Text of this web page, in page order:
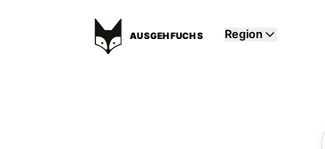
AUSGEHFUCHS Region